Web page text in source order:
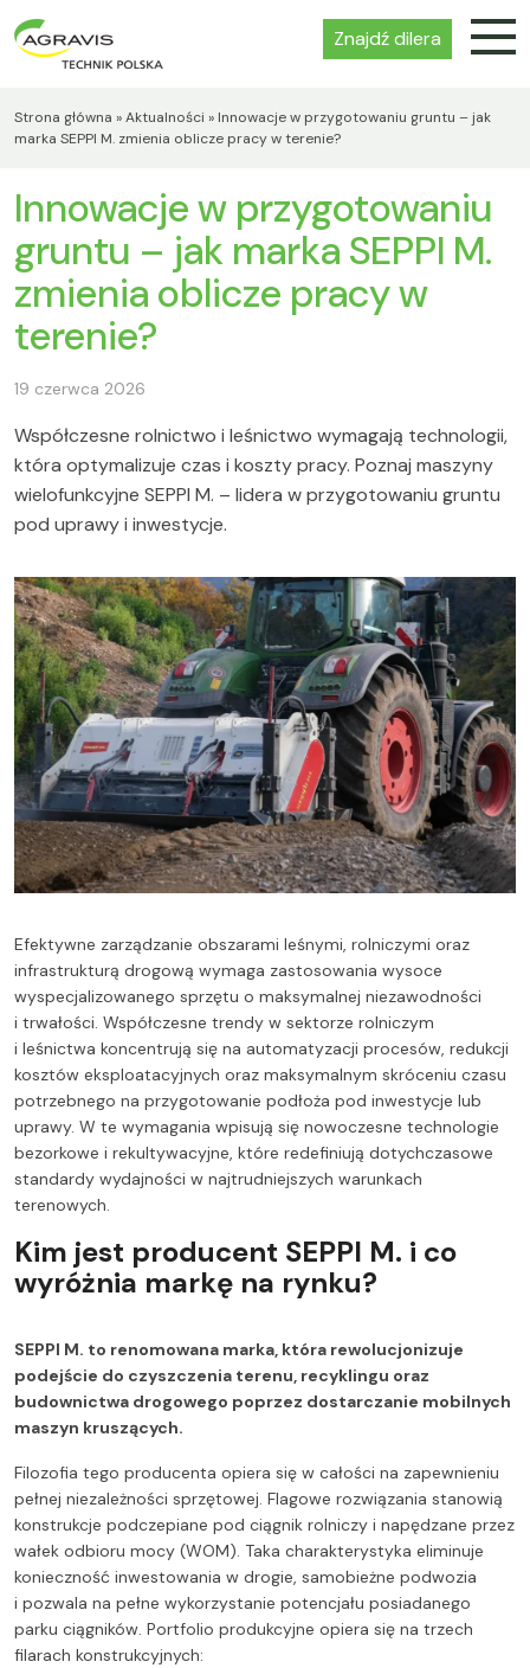
Znajdź dilera
Strona główna »Aktualności » Innowacje w przygotowaniu gruntu – jak
marka SEPPI M. zmienia oblicze pracy w terenie?
Innowacje w przygotowaniu
gruntu – jak marka SEPPI M.
zmienia oblicze pracy w
terenie?
19 czerwca 2026
Współczesne rolnictwo i leśnictwo wymagają technologii,
która optymalizuje czas i koszty pracy. Poznaj maszyny
wielofunkcyjne SEPPI M. – lidera w przygotowaniu gruntu
pod uprawy i inwestycje.
Efektywne zarządzanie obszarami leśnymi, rolniczymi oraz
infrastrukturą drogową wymaga zastosowania wysoce
wyspecjalizowanego sprzętu o maksymalnej niezawodności
i trwałości. Współczesne trendy w sektorze rolniczym
i leśnictwa koncentrują się na automatyzacji procesów, redukcji
kosztów eksploatacyjnych oraz maksymalnym skróceniu czasu
potrzebnego na przygotowanie podłoża pod inwestycje lub
uprawy. W te wymagania wpisują się nowoczesne technologie
bezorkowe i rekultywacyjne, które redefiniują dotychczasowe
standardy wydajności w najtrudniejszych warunkach
terenowych.
Kim jest producent SEPPI M. i co
wyróżnia markę na rynku?
SEPPI M. to renomowana marka, która rewolucjonizuje
podejście do czyszczenia terenu, recyklingu oraz
budownictwa drogowego poprzez dostarczanie mobilnych
maszyn kruszących.
Filozofia tego producenta opiera się w całości na zapewnieniu
pełnej niezależności sprzętowej. Flagowe rozwiązania stanowią
konstrukcje podczepiane pod ciągnik rolniczy i napędzane przez
wałek odbioru mocy (WOM). Taka charakterystyka eliminuje
konieczność inwestowania w drogie, samobieżne podwozia
i pozwala na pełne wykorzystanie potencjału posiadanego
parku ciągników. Portfolio produkcyjne opiera się na trzech
filarach konstrukcyjnych: